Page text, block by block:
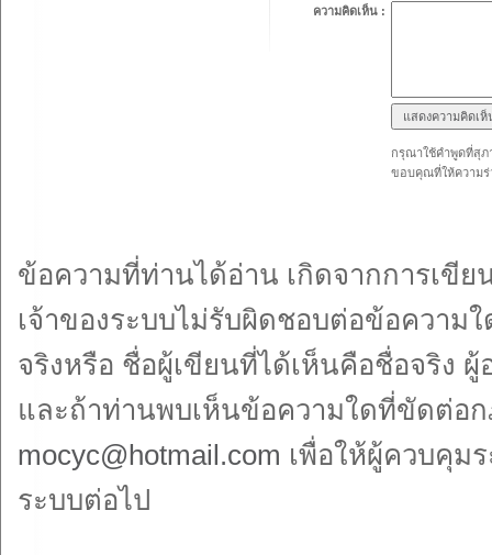
ความคิดเห็น :
กรุณาใช้คำพูดที่สุภ
ขอบคุณที่ให้ความร่
ข้อความที่ท่านได้อ่าน เกิดจากการเ
เจ้าของระบบไม่รับผิดชอบต่อข้อความ
จริงหรือ ชื่อผู้เขียนที่ได้เห็นคือชื่อจริง
และถ้าท่านพบเห็นข้อความใดที่ขัดต่อ
mocyc@hotmail.com เพื่อให้ผู้ควบคุม
ระบบต่อไป